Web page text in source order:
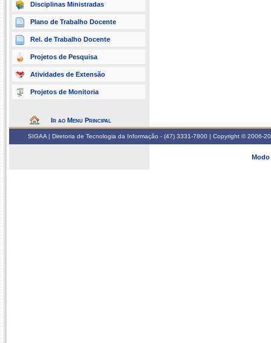
Disciplinas Ministradas
Plano de Trabalho Docente
Rel. de Trabalho Docente
Projetos de Pesquisa
Atividades de Extensão
Projetos de Monitoria
Ir ao Menu Principal
SIGAA | Diretoria de Tecnologia da Informação - (47) 3331-7800 | Copyright © 2006-
Modo